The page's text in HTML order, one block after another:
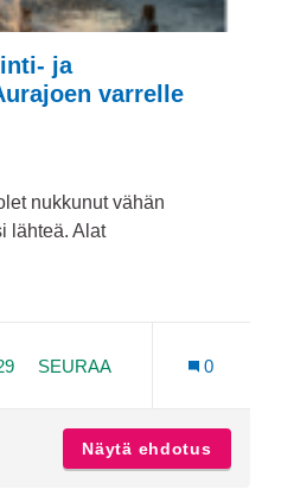
ja
varrelle
nukkunut vähän
lähteä. Alat
Nummi-Halinen
29 SEURAAJAA
SEURAA
0
Näytä ehdotus